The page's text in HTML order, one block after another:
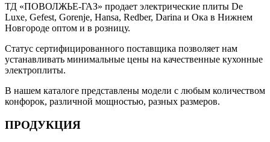
ТД «ПОВОЛЖЬЕ-ГАЗ» продает электрические плиты De
Luxe, Gefest, Gorenje, Hansa, Redber, Darina и Ока в Нижнем
Новгороде оптом и в розницу.
Статус сертифицированного поставщика позволяет нам
устанавливать минимальные цены на качественные кухонные
электроплиты.
В нашем каталоге представлены модели с любым количеством
конфорок, различной мощностью, разных размеров.
ПРОДУКЦИЯ